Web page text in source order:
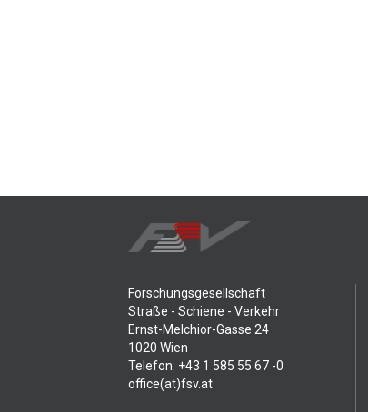
Forschungsgesellschaft
Straße - Schiene - Verkehr
Ernst-Melchior-Gasse 24
1020 Wien
Telefon: +43 1 585 55 67 -0
office(at)fsv.at